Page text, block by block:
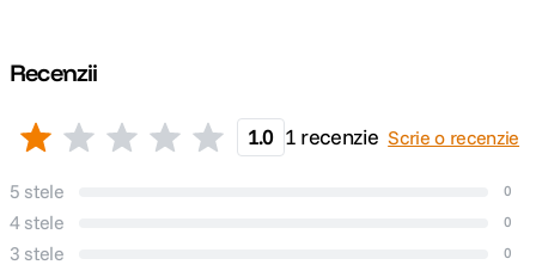
Recenzii
1.0 1 recenzie Scrie o recenzie
5 stele 0
4 stele 0
3 stele 0